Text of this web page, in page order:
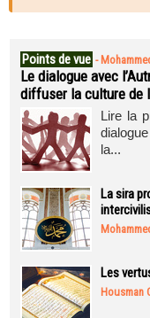
Points de vue -
Le dialogue avec
diffuser la culture de
Lire la
la...
La sira
Les
Housman